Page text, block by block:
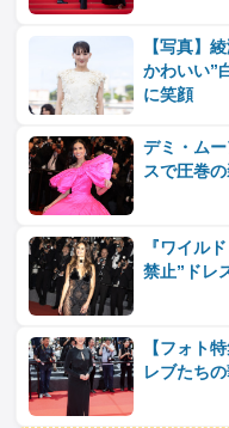
【写真】
かわいい”
に笑顔
デミ・ム
スで圧巻
『ワイル
禁止”ドレ
【フォト
レブたち